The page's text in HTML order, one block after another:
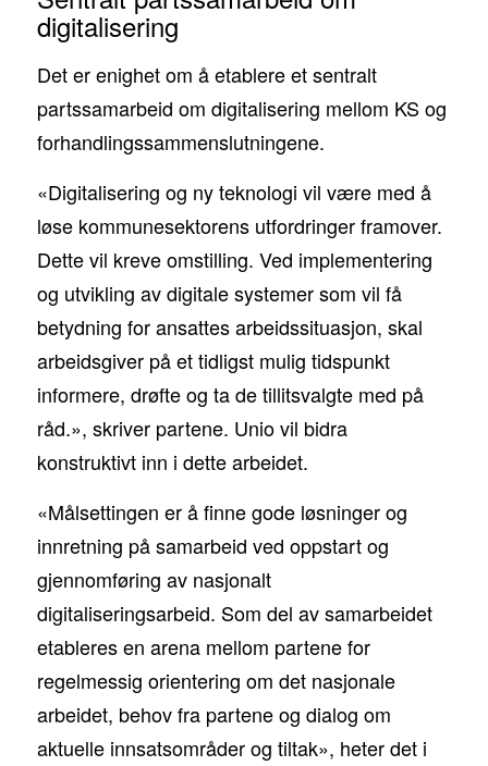
digitalisering
Det er enighet om å etablere et sentralt
partssamarbeid om digitalisering mellom KS og
forhandlingssammenslutningene.
«Digitalisering og ny teknologi vil være med å
løse kommunesektorens utfordringer framover.
Dette vil kreve omstilling. Ved implementering
og utvikling av digitale systemer som vil få
betydning for ansattes arbeidssituasjon, skal
arbeidsgiver på et tidligst mulig tidspunkt
informere, drøfte og ta de tillitsvalgte med på
råd.», skriver partene. Unio vil bidra
konstruktivt inn i dette arbeidet.
«Målsettingen er å finne gode løsninger og
innretning på samarbeid ved oppstart og
gjennomføring av nasjonalt
digitaliseringsarbeid. Som del av samarbeidet
etableres en arena mellom partene for
regelmessig orientering om det nasjonale
arbeidet, behov fra partene og dialog om
aktuelle innsatsområder og tiltak», heter det i